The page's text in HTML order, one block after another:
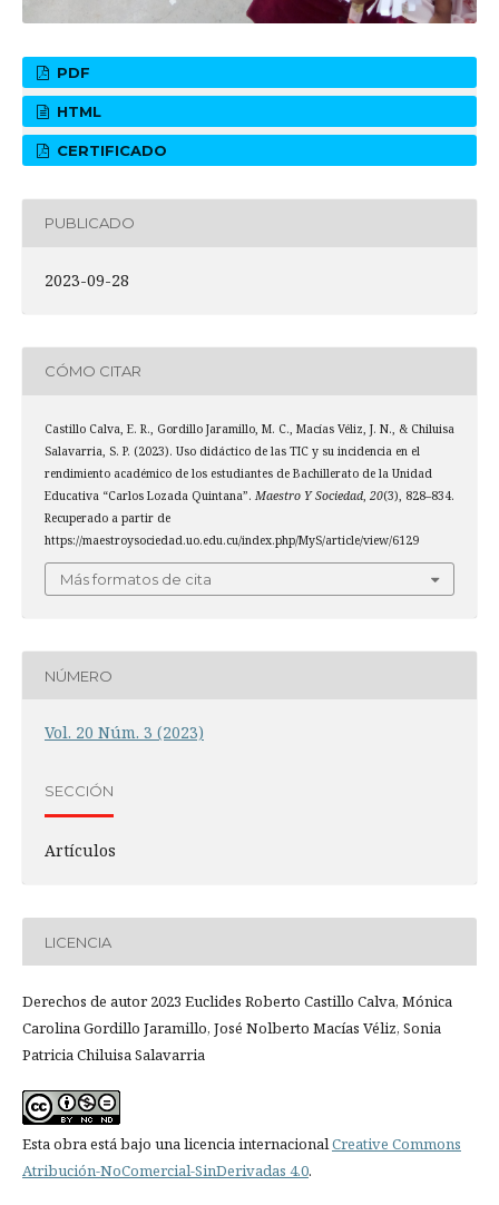
PDF
HTML
CERTIFICADO
PUBLICADO
2023-09-28
CÓMO CITAR
Castillo Calva, E. R., Gordillo Jaramillo, M. C., Macías Véliz, J. N., & Chiluisa
Salavarria, S. P. (2023). Uso didáctico de las TIC y su incidencia en el
rendimiento académico de los estudiantes de Bachillerato de la Unidad
Educativa “Carlos Lozada Quintana”. Maestro Y Sociedad, 20(3), 828–834.
Recuperado a partir de
https://maestroysociedad.uo.edu.cu/index.php/MyS/article/view/6129
Más formatos de cita
NÚMERO
Vol. 20 Núm. 3 (2023)
SECCIÓN
Artículos
LICENCIA
Derechos de autor 2023 Euclides Roberto Castillo Calva, Mónica
Carolina Gordillo Jaramillo, José Nolberto Macías Véliz, Sonia
Patricia Chiluisa Salavarria
Esta obra está bajo una licencia internacionalCreative Commons
Atribución-NoComercial-SinDerivadas 4.0.